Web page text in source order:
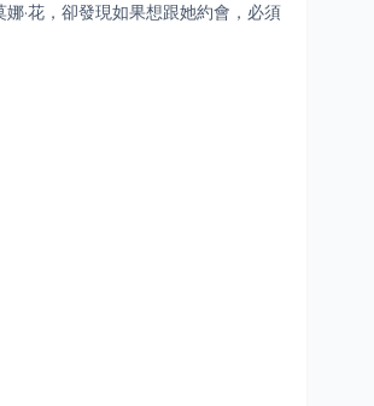
·花，卻發現如果想跟她約會，必須